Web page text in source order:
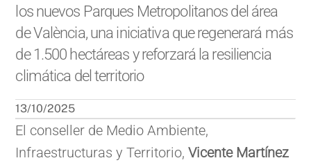
los nuevos Parques Metropolitanos del área
de València, una iniciativa que regenerará más
de 1.500 hectáreas y reforzará la resiliencia
climática del territorio
13/10/2025
El conseller de Medio Ambiente,
Infraestructuras y Territorio,Vicente Martínez